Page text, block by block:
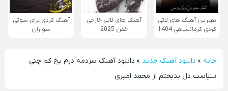
بهترین آهنگ های لاتی
کردی کرمانشاهی 1404
آهنگ های لاتی خارجی
خفن 2025
آهنگ کردی برای شوتی
سواران
خانه» دانلود آهنگ جدید » دانلود آهنگ سردمه درم یخ کم چنی
تنیاست دل بدبختم از محمد امیری